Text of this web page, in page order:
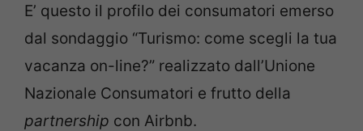
E’ questo il profilo dei consumatori emerso
dal sondaggio “Turismo: come scegli la tua
vacanza on-line?” realizzato dall’Unione
Nazionale Consumatori e frutto della
partnership con Airbnb.